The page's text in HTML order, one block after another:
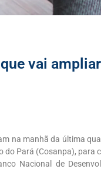
vai
na manhã da última
do Pará (Cosanpa), para
Nacional de